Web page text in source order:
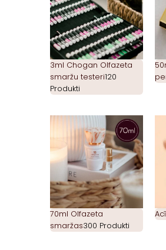
3ml Chogan Olfazeta
smaržu testeri120
Produkti
70ml Olfazeta
smaržas300 Produkti